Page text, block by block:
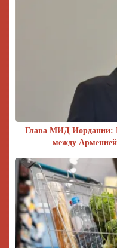
Глава МИД Иордании:
между